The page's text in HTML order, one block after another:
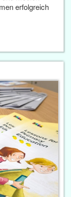
erfolgreich